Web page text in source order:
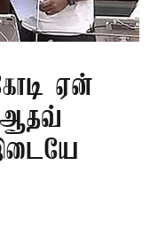
ஏன்
ஆதவ்